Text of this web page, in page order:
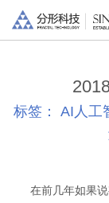
标签： AI人工
在前几年如果说